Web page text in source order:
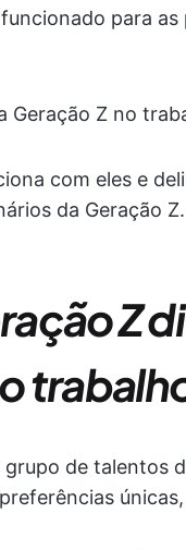
para as
Geração Z no
com eles e
da Geração
Z
de talentos